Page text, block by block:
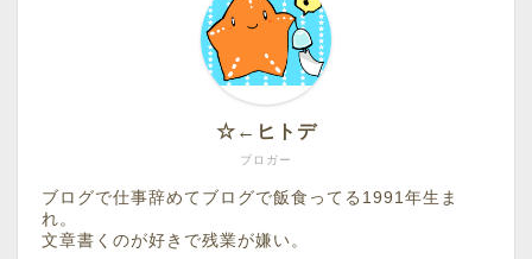
ブロガー
☆←ヒトデ
ブログで仕事辞めてブログで飯食ってる1991年生ま
れ。
文章書くのが好きで残業が嫌い。